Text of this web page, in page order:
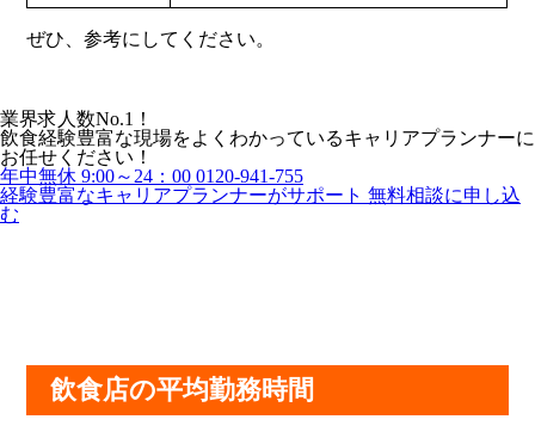
ぜひ、参考にしてください。
業界求人数No.1！
飲食経験豊富な現場をよくわかっているキャリアプランナーに
お任せください！
年中無休 9:00～24：00 0120-941-755
経験豊富なキャリアプランナーがサポート 無料相談に申し込
む
飲食店の平均勤務時間